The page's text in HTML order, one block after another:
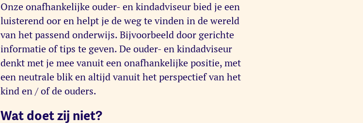
Onze onafhankelijke ouder- en kindadviseur bied je een
luisterend oor en helpt je de weg te vinden in de wereld
van het passend onderwijs. Bijvoorbeeld door gerichte
informatie of tips te geven. De ouder- en kindadviseur
denkt met je mee vanuit een onafhankelijke positie, met
een neutrale blik en altijd vanuit het perspectief van het
kind en / of de ouders.
Wat doet zij niet?